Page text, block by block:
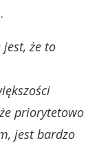
że to
priorytetowo
jest bardzo